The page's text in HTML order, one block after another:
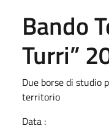
Bando
Turri”
Due borse di studio
territorio
Data :